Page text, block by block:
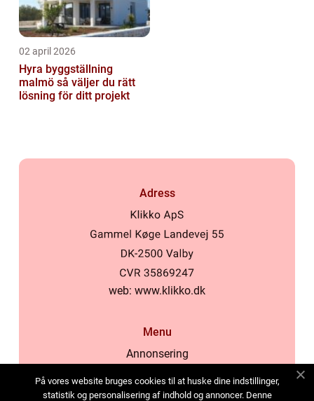
02 april 2026
Hyra byggställning
malmö så väljer du rätt
lösning för ditt projekt
Adress
web: www.klikko.dk
Menu
Annonsering
Cookies
På vores website bruges cookies til at huske dine indstillinger,
statistik og personalisering af indhold og annoncer. Denne